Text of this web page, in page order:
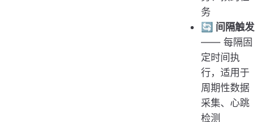
务
🔄 间隔触发
—— 每隔固
定时间执
行，适用于
周期性数据
采集、心跳
检测